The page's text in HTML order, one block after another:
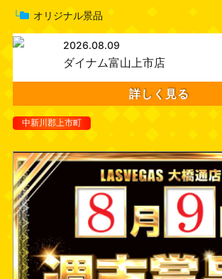
└ オリジナル景品
2026.08.09
ダイナム富山上市店
詳しく見る
中新川郡上市町